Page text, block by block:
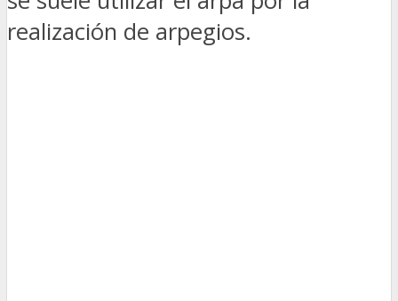
realización de arpegios.